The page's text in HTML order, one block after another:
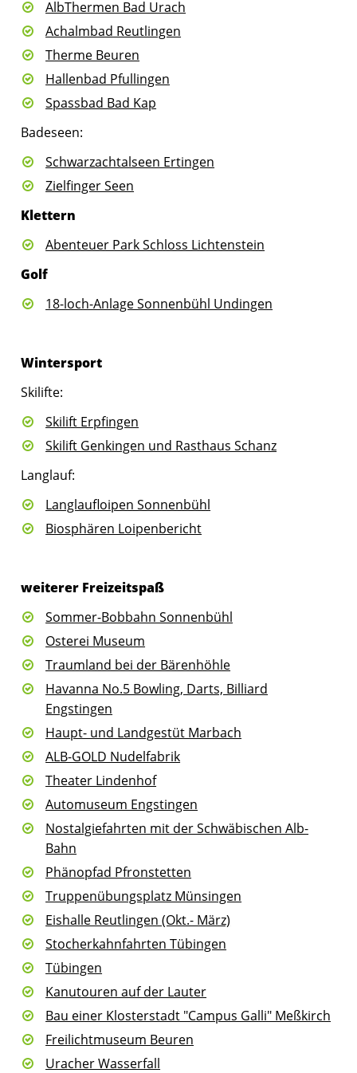
AlbThermen Bad Urach
Achalmbad Reutlingen
Therme Beuren
Hallenbad Pfullingen
Spassbad Bad Kap
Badeseen:
Schwarzachtalseen Ertingen
Zielfinger Seen
Klettern
Abenteuer Park Schloss Lichtenstein
Golf
18-loch-Anlage Sonnenbühl Undingen
Wintersport
Skilifte:
Skilift Erpfingen
Skilift Genkingen und Rasthaus Schanz
Langlauf:
Langlaufloipen Sonnenbühl
Biosphären Loipenbericht
weiterer Freizeitspaß
Sommer-Bobbahn Sonnenbühl
Osterei Museum
Traumland bei der Bärenhöhle
Havanna No.5 Bowling, Darts, Billiard
Engstingen
Haupt- und Landgestüt Marbach
ALB-GOLD Nudelfabrik
Theater Lindenhof
Automuseum Engstingen
Nostalgiefahrten mit der Schwäbischen Alb-
Bahn
Phänopfad Pfronstetten
Truppenübungsplatz Münsingen
Eishalle Reutlingen (Okt.- März)
Stocherkahnfahrten Tübingen
Tübingen
Kanutouren auf der Lauter
Bau einer Klosterstadt "Campus Galli" Meßkirch
Freilichtmuseum Beuren
Uracher Wasserfall